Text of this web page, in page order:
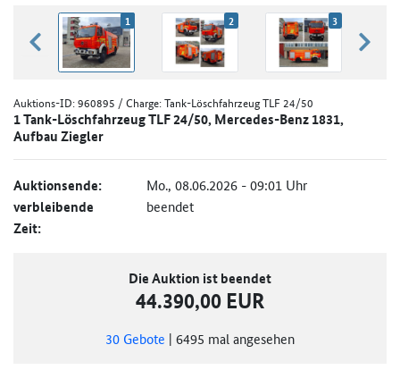
zurück blättern
1 2 3
Auktions-ID:960895 / Charge: Tank-Löschfahrzeug TLF 24/50
1 Tank-Löschfahrzeug TLF 24/50, Mercedes-Benz 1831,
Aufbau Ziegler
Auktionsende: Mo., 08.06.2026 - 09:01 Uhr
verbleibende
Zeit:
beendet
Die Auktion ist beendet
44.390,00 EUR
30 Gebote | 6495 mal angesehen